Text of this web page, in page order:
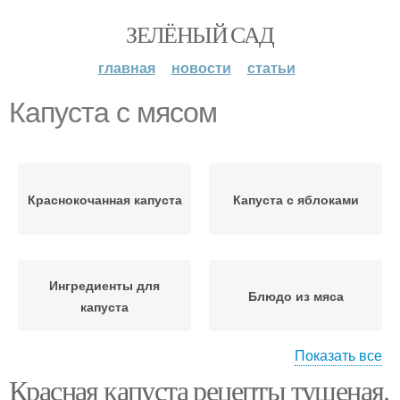
ЗЕЛЁНЫЙ САД
главная новости статьи
Капуста с мясом
Краснокочанная капуста Капуста с яблоками
Ингредиенты для
капуста
Блюдо из мяса
краснокочанной
Показать все
Красная капуста рецепты тушеная.